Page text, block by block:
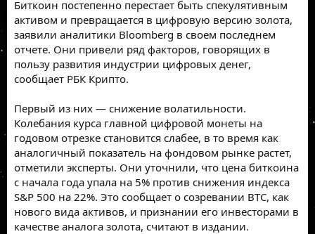
Биткоин постепенно перестает быть спекулятивным
активом и превращается в цифровую версию золота,
заявили аналитики Bloomberg в своем последнем
отчете. Они привели ряд факторов, говорящих в
пользу развития индустрии цифровых денег,
сообщает РБК Крипто.
Первый из них — снижение волатильности.
Колебания курса главной цифровой монеты на
годовом отрезке становится слабее, в то время как
аналогичный показатель на фондовом рынке растет,
отметили эксперты. Они уточнили, что цена биткоина
с начала года упала на 5% против снижения индекса
S&P 500 на 22%. Это сообщает о созревании BTC, как
нового вида активов, и признании его инвесторами в
качестве аналога золота, считают в издании.